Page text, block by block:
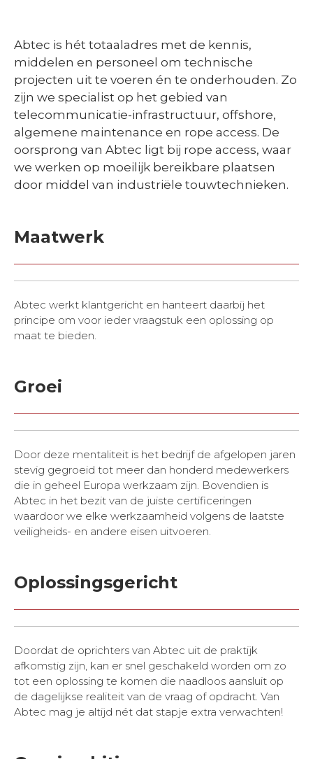
Abtec is hét totaaladres met de kennis,
middelen en personeel om technische
projecten uit te voeren én te onderhouden. Zo
zijn we specialist op het gebied van
telecommunicatie-infrastructuur, offshore,
algemene maintenance en rope access. De
oorsprong van Abtec ligt bij rope access, waar
we werken op moeilijk bereikbare plaatsen
door middel van industriële touwtechnieken.
Maatwerk
Abtec werkt klantgericht en hanteert daarbij het
principe om voor ieder vraagstuk een oplossing op
maat te bieden.
Groei
Door deze mentaliteit is het bedrijf de afgelopen jaren
stevig gegroeid tot meer dan honderd medewerkers
die in geheel Europa werkzaam zijn. Bovendien is
Abtec in het bezit van de juiste certificeringen
waardoor we elke werkzaamheid volgens de laatste
veiligheids- en andere eisen uitvoeren.
Oplossingsgericht
Doordat de oprichters van Abtec uit de praktijk
afkomstig zijn, kan er snel geschakeld worden om zo
tot een oplossing te komen die naadloos aansluit op
de dagelijkse realiteit van de vraag of opdracht. Van
Abtec mag je altijd nét dat stapje extra verwachten!